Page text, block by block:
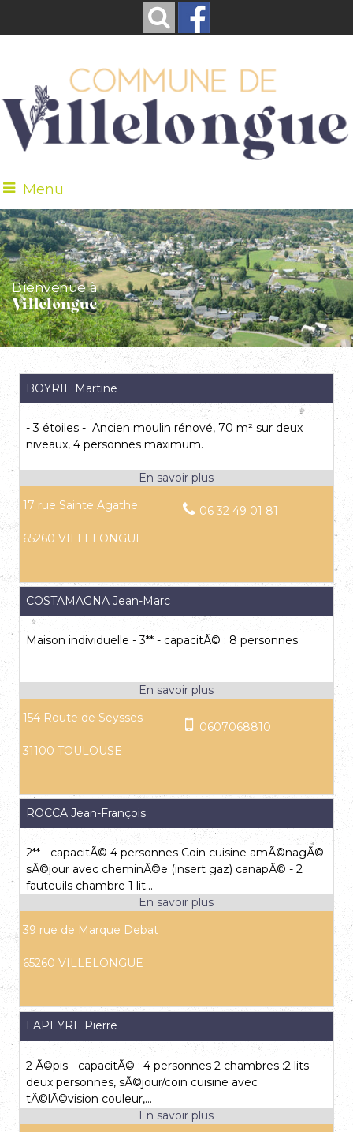
Menu
Bienvenue à
Villelongue
BOYRIE Martine
- 3 étoiles - Ancien moulin rénové, 70 m² sur deux
niveaux, 4 personnes maximum.
17 rue Sainte Agathe
65260 VILLELONGUE
06 32 49 01 81
COSTAMAGNA Jean-Marc
Maison individuelle - 3** - capacitÃ© : 8 personnes
154 Route de Seysses
31100 TOULOUSE
0607068810
ROCCA Jean-François
2** - capacitÃ© 4 personnes Coin cuisine amÃ©nagÃ©
sÃ©jour avec cheminÃ©e (insert gaz) canapÃ© - 2
fauteuils chambre 1 lit...
39 rue de Marque Debat
65260 VILLELONGUE
LAPEYRE Pierre
2 Ã©pis - capacitÃ© : 4 personnes 2 chambres :2 lits
deux personnes, sÃ©jour/coin cuisine avec
tÃ©lÃ©vision couleur,...